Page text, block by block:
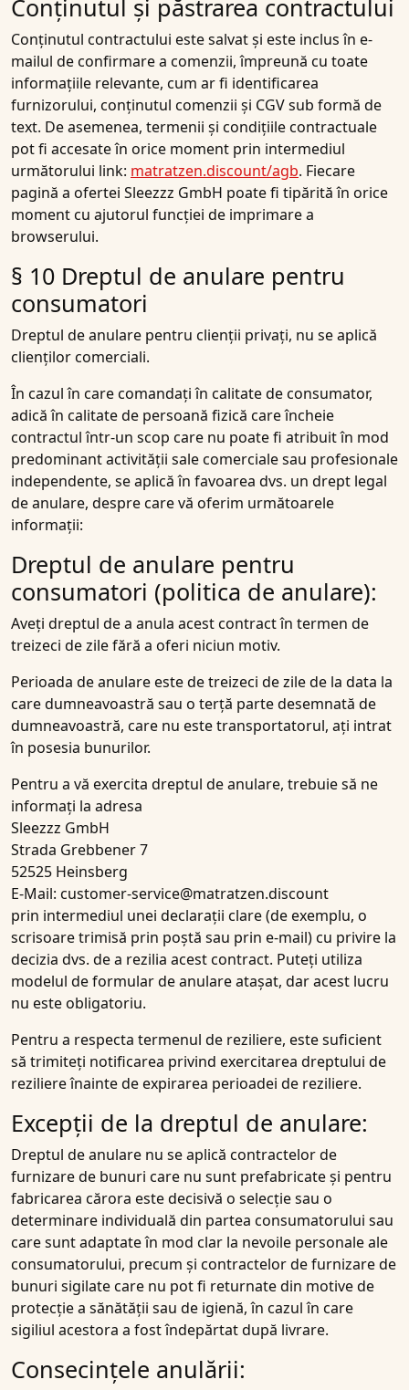
Conținutul și păstrarea contractului
Conținutul contractului este salvat și este inclus în e-
mailul de confirmare a comenzii, împreună cu toate
informațiile relevante, cum ar fi identificarea
furnizorului, conținutul comenzii și CGV sub formă de
text. De asemenea, termenii și condițiile contractuale
pot fi accesate în orice moment prin intermediul
următorului link: matratzen.discount/agb. Fiecare
pagină a ofertei Sleezzz GmbH poate fi tipărită în orice
moment cu ajutorul funcției de imprimare a
browserului.
§ 10 Dreptul de anulare pentru
consumatori
Dreptul de anulare pentru clienții privați, nu se aplică
clienților comerciali.
În cazul în care comandați în calitate de consumator,
adică în calitate de persoană fizică care încheie
contractul într-un scop care nu poate fi atribuit în mod
predominant activității sale comerciale sau profesionale
independente, se aplică în favoarea dvs. un drept legal
de anulare, despre care vă oferim următoarele
informații:
Dreptul de anulare pentru
consumatori (politica de anulare):
Aveți dreptul de a anula acest contract în termen de
treizeci de zile fără a oferi niciun motiv.
Perioada de anulare este de treizeci de zile de la data la
care dumneavoastră sau o terță parte desemnată de
dumneavoastră, care nu este transportatorul, ați intrat
în posesia bunurilor.
Pentru a vă exercita dreptul de anulare, trebuie să ne
informați la adresa
Sleezzz GmbH
Strada Grebbener 7
52525 Heinsberg
E-Mail: customer-service@matratzen.discount
prin intermediul unei declarații clare (de exemplu, o
scrisoare trimisă prin poștă sau prin e-mail) cu privire la
decizia dvs. de a rezilia acest contract. Puteți utiliza
modelul de formular de anulare atașat, dar acest lucru
nu este obligatoriu.
Pentru a respecta termenul de reziliere, este suficient
să trimiteți notificarea privind exercitarea dreptului de
reziliere înainte de expirarea perioadei de reziliere.
Excepții de la dreptul de anulare:
Dreptul de anulare nu se aplică contractelor de
furnizare de bunuri care nu sunt prefabricate și pentru
fabricarea cărora este decisivă o selecție sau o
determinare individuală din partea consumatorului sau
care sunt adaptate în mod clar la nevoile personale ale
consumatorului, precum și contractelor de furnizare de
bunuri sigilate care nu pot fi returnate din motive de
protecție a sănătății sau de igienă, în cazul în care
sigiliul acestora a fost îndepărtat după livrare.
Consecințele anulării: